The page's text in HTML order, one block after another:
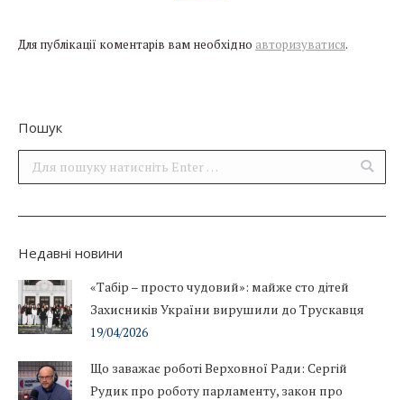
Для публікації коментарів вам необхідно авторизуватися.
Пошук
Поиск:
Недавні новини
«Табір – просто чудовий»: майже сто дітей
Захисників України вирушили до Трускавця
19/04/2026
Що заважає роботі Верховної Ради: Сергій
Рудик про роботу парламенту, закон про